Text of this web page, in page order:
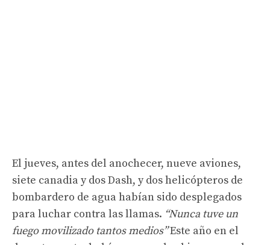
El jueves, antes del anochecer, nueve aviones,
siete canadia y dos Dash, y dos helicópteros de
bombardero de agua habían sido desplegados
para luchar contra las llamas. “Nunca tuve un
fuego movilizado tantos medios”Este año en el